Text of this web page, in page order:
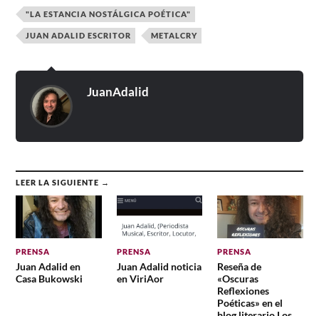
"LA ESTANCIA NOSTÁLGICA POÉTICA"
JUAN ADALID ESCRITOR METALCRY
JuanAdalid
LEER LA SIGUIENTE →
PRENSA
Juan Adalid en
Casa Bukowski
PRENSA
Juan Adalid noticia
en ViriAor
PRENSA
Reseña de
«Oscuras
Reflexiones
Poéticas» en el